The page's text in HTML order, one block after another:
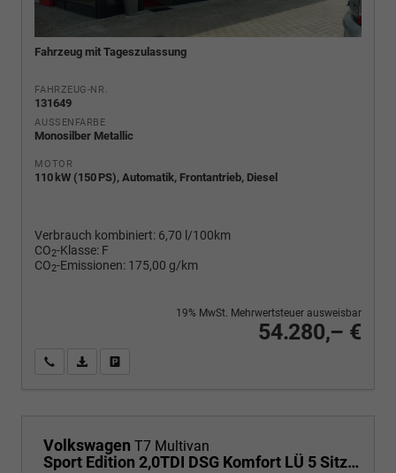
Fahrzeug mit Tageszulassung
FAHRZEUG-NR.
131649
AUSSENFARBE
Monosilber Metallic
MOTOR
110 kW (150 PS), Automatik, Frontantrieb, Diesel
Verbrauch kombiniert: 6,70 l/100km
CO2-Klasse: F
CO2-Emissionen: 175,00 g/km
54.280,– €
19% MwSt. Mehrwertsteuer ausweisbar
Wir rufen Sie anPDF-Fahrzeugexposé drucken
Volkswagen T7 Multivan
Sport Edition 2,0TDI DSG Komfort LÜ 5 Sitzer